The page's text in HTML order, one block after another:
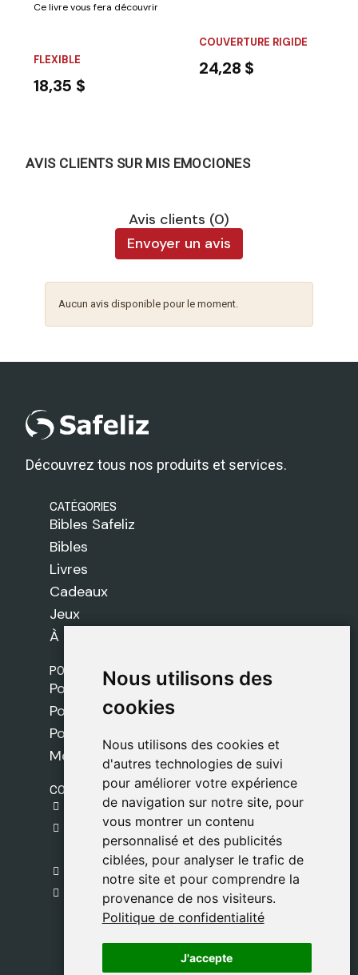
Nous utilisons des
cookies
Nous utilisons des cookies et
d'autres technologies de suivi
pour améliorer votre expérience
de navigation sur notre site, pour
vous montrer un contenu
personnalisé et des publicités
ciblées, pour analyser le trafic de
notre site et pour comprendre la
provenance de nos visiteurs.
Politique de confidentialité
J'accepte
Nous utilisons des
cookies
Nous utilisons des cookies et
d'autres technologies de suivi
pour améliorer votre expérience
de navigation sur notre site, pour
vous montrer un contenu
personnalisé et des publicités
ciblées, pour analyser le trafic de
notre site et pour comprendre la
provenance de nos visiteurs.
Politique de confidentialité
J'accepte
géographe, jardinier, naturopathe,...
Ce livre vous fera découvrir la vie fascinante d'un homme que tous
FLEXIBLE
18,35 $
COUVERTURE RIGIDE
24,28 $
AVIS CLIENTS SUR MIS EMOCIONES
Avis clients (0)
Envoyer un avis
Aucun avis disponible pour le moment.
Découvrez tous nos produits et services.
CATÉGORIES
Bibles Safeliz
Bibles
Livres
Cadeaux
Jeux
À propos de nous
POLITIQUES
Politique de livraison
Politique de cookies
Politique de confidentialité
Mentions légales
CONTACT
gestion@safeliz.com
C. del Pradillo, 6, 28770 Colmenar Viejo,
Madrid
+34 918 459 877
Lundi au Vendredi
09:00 - 13:00